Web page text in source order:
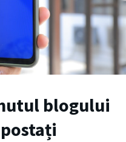
blogului